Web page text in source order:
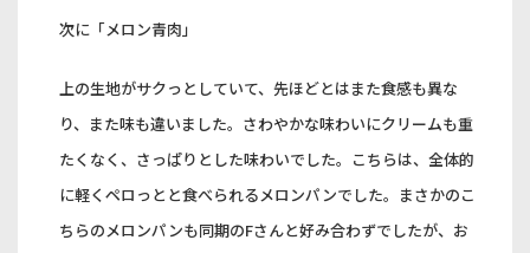
次に「メロン青肉」
上の生地がサクっとしていて、先ほどとはまた食感も異な
り、また味も違いました。さわやかな味わいにクリームも重
たくなく、さっぱりとした味わいでした。こちらは、全体的
に軽くペロっとと食べられるメロンパンでした。まさかのこ
ちらのメロンパンも同期のFさんと好み合わずでしたが、お